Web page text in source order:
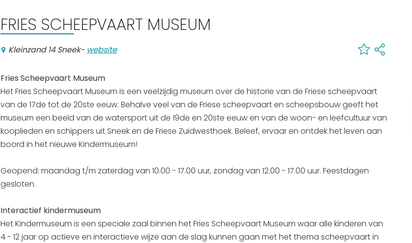
FRIES SCHEEPVAART MUSEUM
Kleinzand 14 Sneek- website
Fries Scheepvaart Museum
Het Fries Scheepvaart Museum is een veelzijdig museum over de historie van de Friese scheepvaart
van de 17de tot de 20ste eeuw. Behalve veel van de Friese scheepvaart en scheepsbouw geeft het
museum een beeld van de watersport uit de 19de en 20ste eeuw en van de woon- en leefcultuur van
kooplieden en schippers uit Sneek en de Friese Zuidwesthoek. Beleef, ervaar en ontdek het leven aan
boord in het nieuwe Kindermuseum!
Geopend: maandag t/m zaterdag van 10.00 - 17.00 uur, zondag van 12.00 - 17.00 uur. Feestdagen
gesloten.
Interactief kindermuseum
Het Kindermuseum is een speciale zaal binnen het Fries Scheepvaart Museum waar alle kinderen van
4 - 12 jaar op actieve en interactieve wijze aan de slag kunnen gaan met het thema scheepvaart in